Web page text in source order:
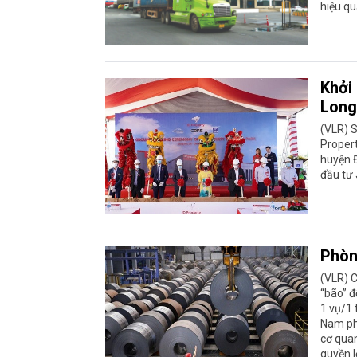
hiệu
(VLR)
huyện
đầu tư
(VLR)
“bão”
1 vụ/1
Nam
cơ
quyền